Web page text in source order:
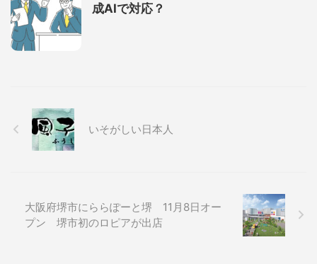
成AIで対応？
いそがしい日本人
大阪府堺市にららぽーと堺 11月8日オー
プン 堺市初のロピアが出店